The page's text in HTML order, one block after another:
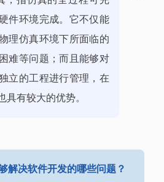
件环境完成。它不仅能
理仿真环境下所面临的
难等问题；而且能够对
立的工程进行管理，在
具有较大的优势。
解决软件开发的哪些问题？